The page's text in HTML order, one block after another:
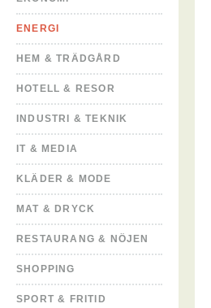
ENERGI
HEM & TRÄDGÅRD
HOTELL & RESOR
INDUSTRI & TEKNIK
IT & MEDIA
KLÄDER & MODE
MAT & DRYCK
RESTAURANG & NÖJEN
SHOPPING
SPORT & FRITID